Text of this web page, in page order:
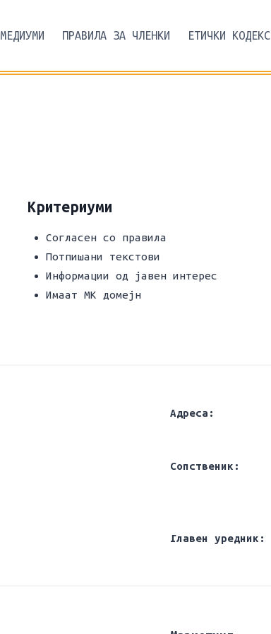
МЕДИУМИ ПРАВИЛА ЗА ЧЛЕНКИ ЕТИЧКИ КОДЕКС
Критериуми
Согласен со правила
Потпишани текстови
Информации од јавен интерес
Имаат МК домејн
Адреса:
Сопственик:
Главен уредник: